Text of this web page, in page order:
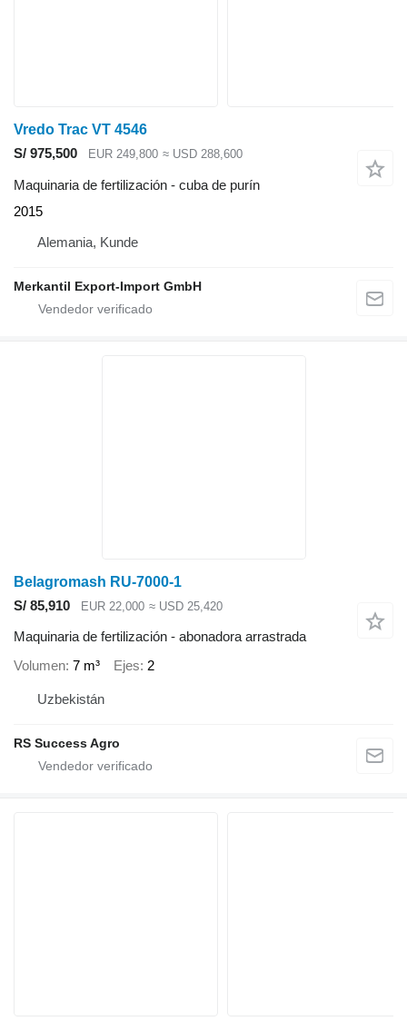
Vredo Trac VT 4546
S/ 975,500
EUR 249,800 ≈ USD 288,600
Maquinaria de fertilización - cuba de purín
2015
Alemania, Kunde
Merkantil Export-Import GmbH
Belagromash RU-7000-1
S/ 85,910
EUR 22,000 ≈ USD 25,420
Maquinaria de fertilización - abonadora arrastrada
Volumen 7 m³ Ejes 2
Uzbekistán
RS Success Agro